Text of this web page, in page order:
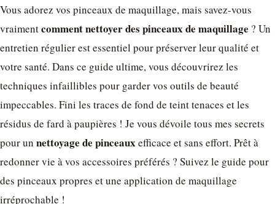
Vous adorez vos pinceaux de maquillage, mais savez-vous
vraimentcomment nettoyer des pinceaux de maquillage ? Un
entretien régulier est essentiel pour préserver leur qualité et
votre santé. Dans ce guide ultime, vous découvrirez les
techniques infaillibles pour garder vos outils de beauté
impeccables. Fini les traces de fond de teint tenaces et les
résidus de fard à paupières ! Je vous dévoile tous mes secrets
pour un nettoyage de pinceauxefficace et sans effort. Prêt à
redonner vie à vos accessoires préférés ? Suivez le guide pour
des pinceaux propres et une application de maquillage
irréprochable !